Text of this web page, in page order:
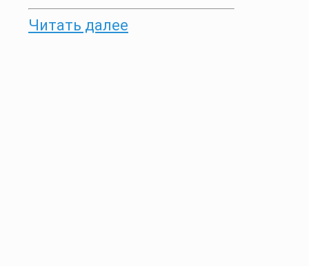
Читать далее